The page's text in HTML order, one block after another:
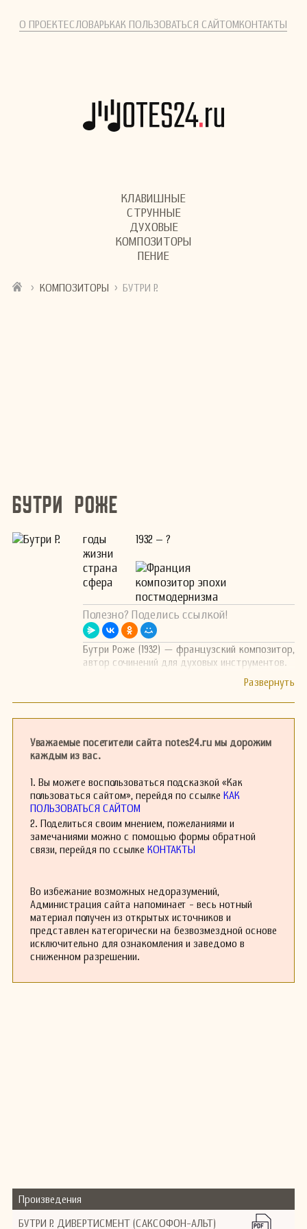
О ПРОЕКТЕСЛОВАРЬКАК ПОЛЬЗОВАТЬСЯ САЙТОМКОНТАКТЫ
КЛАВИШНЫЕ
СТРУННЫЕ
ДУХОВЫЕ
КОМПОЗИТОРЫ
ПЕНИЕ
› КОМПОЗИТОРЫ › БУТРИ Р.
Бутри Роже
годы
жизни
1932 – ?
страна
Франция
сфера
композитор эпохи
постмодернизма
Полезно? Поделись ссылкой!
Бутри Роже (1932) — французский композитор,
автор сочинений для духовых инструментов.
Уважаемые посетители сайта notes24.ru мы дорожим
каждым из вас.
1. Вы можете воспользоваться подсказкой «Как
пользоваться сайтом», перейдя по ссылке КАК
ПОЛЬЗОВАТЬСЯ САЙТОМ
2. Поделиться своим мнением, пожеланиями и
замечаниями можно с помощью формы обратной
связи, перейдя по ссылке КОНТАКТЫ
Во избежание возможных недоразумений,
Администрация сайта напоминает - весь нотный
материал получен из открытых источников и
представлен категорически на безвозмездной основе
исключительно для ознакомления и заведомо в
сниженном разрешении.
Произведения
БУТРИ Р. ДИВЕРТИСМЕНТ (САКСОФОН-АЛЬТ)